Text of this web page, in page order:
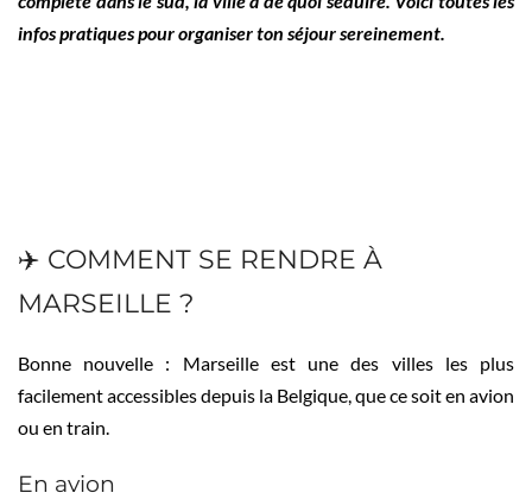
infos pratiques pour organiser ton séjour sereinement.
✈️ COMMENT SE RENDRE À
MARSEILLE ?
Bonne nouvelle : Marseille est une des villes les plus
facilement accessibles depuis la Belgique, que ce soit en avion
ou en train.
En avion